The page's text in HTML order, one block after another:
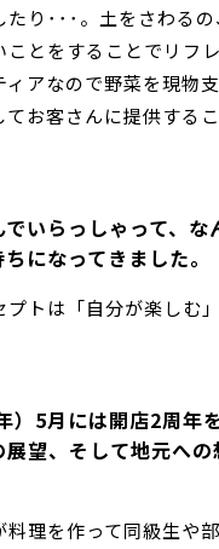
たり･･･。土をさわる
とをすることでリフ
ィアなので野菜を現物
てお客さんに提供する
いらっしゃって、な
になってきました。
プトは「自分が楽しむ
）5月には開店2周年
望、そして地元へ
料理を作って同級生や